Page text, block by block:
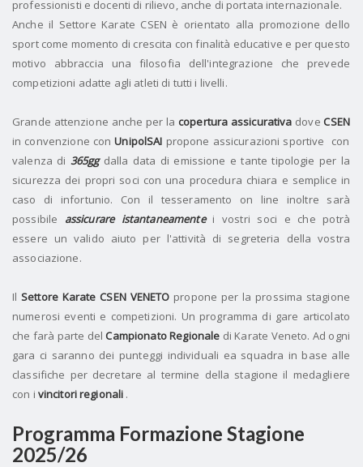
professionisti e docenti di rilievo, anche di portata internazionale.
Anche il Settore Karate CSEN è orientato alla promozione dello
sport come momento di crescita con finalità educative e per questo
motivo abbraccia una filosofia dell'integrazione che prevede
competizioni adatte agli atleti di tutti i livelli.
Grande attenzione anche per la copertura assicurativa dove CSEN
in convenzione conUnipolSAI propone assicurazioni sportive
con
valenza di 365ggdalla data di emissione e tante tipologie per la
sicurezza dei propri soci con una procedura chiara e semplice in
caso di infortunio. Con il tesseramento on line inoltre sarà
possibile assicurare istantaneamentei vostri soci e che potrà
essere un valido aiuto per l'attività di segreteria della vostra
associazione.
IlSettore Karate CSEN VENETO propone per la prossima stagione
numerosi eventi e competizioni. Un programma di gare articolato
che farà parte del Campionato Regionale di Karate Veneto. Ad ogni
gara ci saranno dei punteggi individuali ea squadra in base alle
classifiche per decretare al termine della stagione il medagliere
con i vincitori regionali .
Programma Formazione Stagione
2025/26